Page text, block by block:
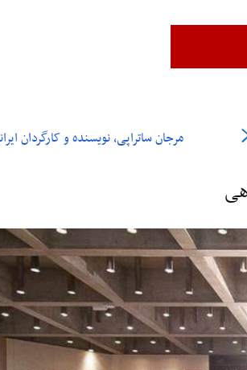
مرجان ساتراپی، نویسنده و کارگردان ایرانی-